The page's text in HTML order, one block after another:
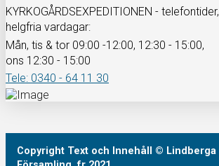
KYRKOGÅRDSEXPEDITIONEN - telefontider,
helgfria vardagar:
Mån, tis & tor 09:00 -12:00, 12:30 - 15:00,
ons 12:30 - 15:00
Tele: 0340 - 64 11 30
Copyright Text och Innehåll
© Lindberga